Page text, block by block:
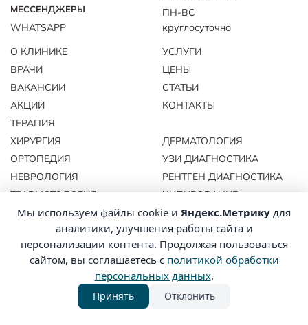
МЕССЕНДЖЕРЫ
WHATSAPP
ПН-ВС
круглосуточно
О КЛИНИКЕ
ВРАЧИ
ВАКАНСИИ
АКЦИИ
ТЕРАПИЯ
ХИРУРГИЯ
ОРТОПЕДИЯ
НЕВРОЛОГИЯ
ТРАВМОТОЛОГИЯ
СТОМАТОЛОГИЯ
КАРДИОЛОГИЯ
ОФТАЛЬМОЛОГИЯ
РАТОЛОГИЯ
УСЛУГИ
ЦЕНЫ
СТАТЬИ
КОНТАКТЫ
ДЕРМАТОЛОГИЯ
УЗИ ДИАГНОСТИКА
РЕНТГЕН ДИАГНОСТИКА
ЧИПИРОВАНИЕ
ВАКЦИНАЦИЯ
КАСТРАЦИЯ
СТЕРИЛИЗАЦИЯ
ОРНИТОЛОГИЯ
Мы используем файлы cookie и Яндекс.Метрику для
аналитики, улучшения работы сайта и
персонализации контента. Продолжая пользоваться
сайтом, вы соглашаетесь с политикой обработки
персональных данных.
Принять Отклонить